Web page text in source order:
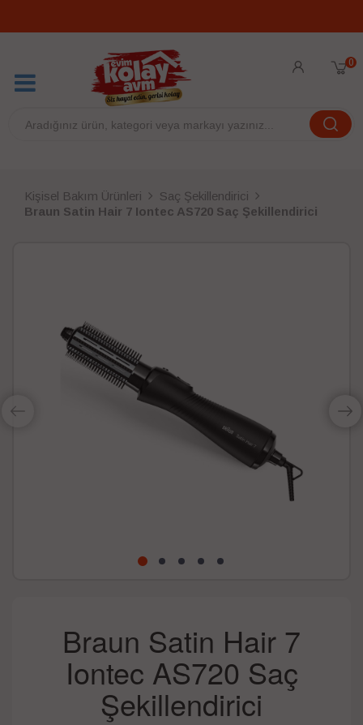
0
Kişisel Bakım Ürünleri
Saç Şekillendirici
Braun Satin Hair 7 Iontec AS720 Saç Şekillendirici
Braun Satin Hair 7
Iontec AS720 Saç
Şekillendirici